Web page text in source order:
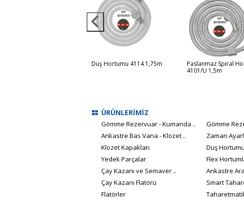
Duş Hortumu 4114 1,75m
Paslanmaz Spiral
4101/U 1,5m
ÜRÜNLERİMİZ
Gömme Rezervuar - Kumanda ..
Gömme
Ankastre Bas Vana - Klozet ..
Zaman
Klozet Kapakları
Duş Hortumu
Yedek Parçalar
Flex
Çay Kazanı ve Semaver ..
Ankastre
Çay Kazanı Flatörü
Smart
Flatörler